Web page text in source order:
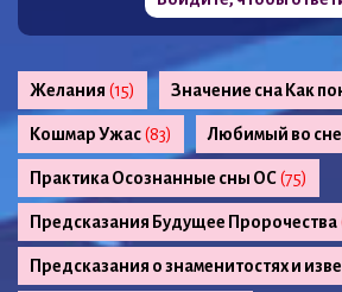
Желания (15) Значение сна Как
Кошмар Ужас(83) Любимый во сне
Практика Осознанные сны ОС(75)
Предсказания Будущее Пророчества
Предсказания о знаменитостях и